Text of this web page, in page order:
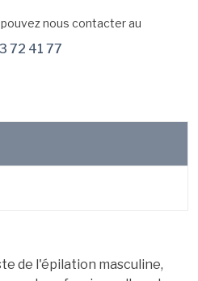
nous contacter au
72 41 77
de l'épilation masculine,